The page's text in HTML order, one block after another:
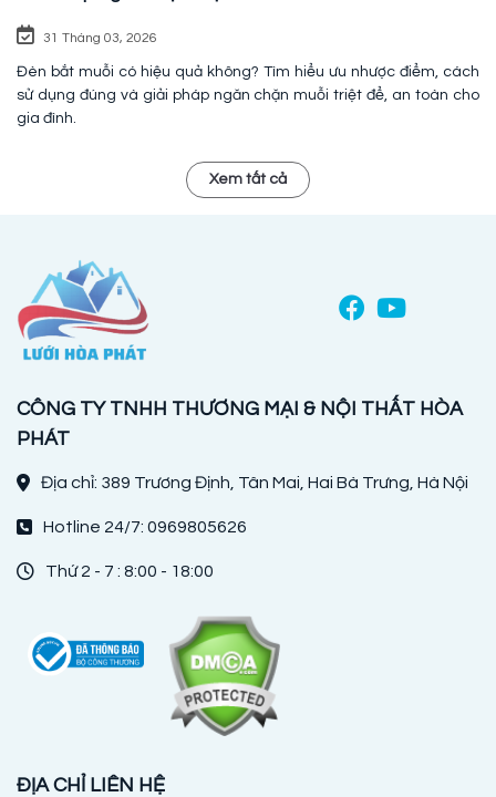
31 Tháng 03, 2026
Đèn bắt muỗi có hiệu quả không? Tìm hiểu ưu nhược điểm, cách
sử dụng đúng và giải pháp ngăn chặn muỗi triệt để, an toàn cho
gia đình.
Xem tất cả
CÔNG TY TNHH THƯƠNG MẠI & NỘI THẤT HÒA
PHÁT
Địa chỉ: 389 Trương Định, Tân Mai, Hai Bà Trưng, Hà Nội
Hotline 24/7: 0969805626
Thứ 2 - 7 : 8:00 - 18:00
ĐỊA CHỈ LIÊN HỆ